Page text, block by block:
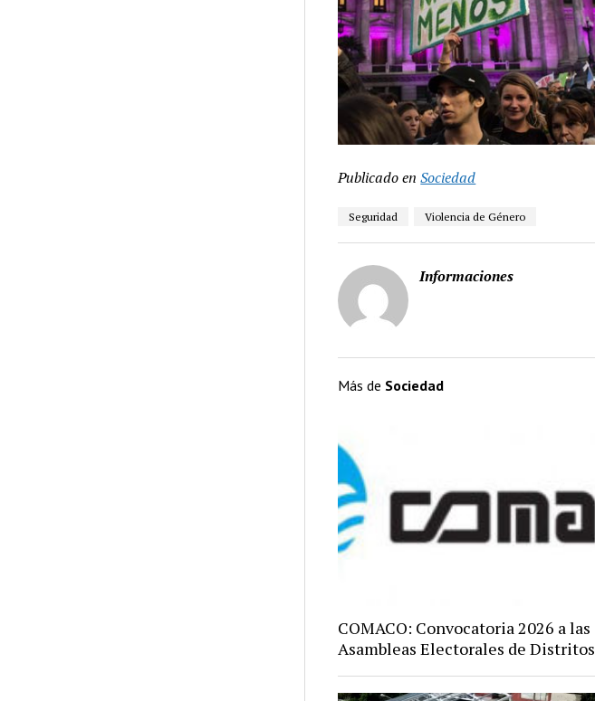
Publicado en Sociedad
Seguridad Violencia de Género
Informaciones
Más de Sociedad
COMACO: Convocatoria 2026 a las
Asambleas Electorales de Distritos